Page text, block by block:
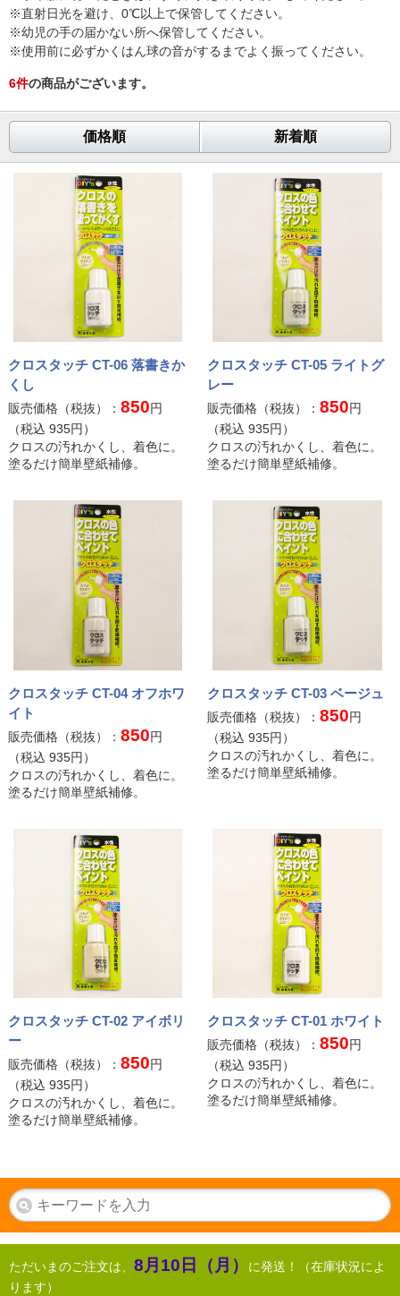
※直射日光を避け、0℃以上で保管してください。
※幼児の手の届かない所へ保管してください。
※使用前に必ずかくはん球の音がするまでよく振ってください。
6件の商品がございます。
価格順 新着順
クロスタッチ CT-06 落書きか
くし
販売価格（税抜）： 850円
（税込 935円）
クロスの汚れかくし、着色に。
塗るだけ簡単壁紙補修。
クロスタッチ CT-05 ライトグ
レー
販売価格（税抜）：850円
（税込935円）
クロスの汚れかくし、着色に。
塗るだけ簡単壁紙補修。
クロスタッチ CT-04 オフホワ
イト
販売価格（税抜）： 850円
（税込 935円）
クロスの汚れかくし、着色に。
塗るだけ簡単壁紙補修。
クロスタッチ CT-03 ベージュ
販売価格（税抜）：850円
（税込935円）
クロスの汚れかくし、着色に。
塗るだけ簡単壁紙補修。
クロスタッチ CT-02 アイボリ
ー
販売価格（税抜）： 850円
（税込 935円）
クロスの汚れかくし、着色に。
塗るだけ簡単壁紙補修。
クロスタッチ CT-01 ホワイト
販売価格（税抜）：850円
（税込935円）
クロスの汚れかくし、着色に。
塗るだけ簡単壁紙補修。
ただいまのご注文は、 8月10日（月）
に発送！（在庫状況によ
ります）